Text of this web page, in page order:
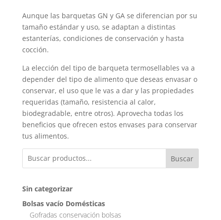
Aunque las barquetas GN y GA se diferencian por su
tamaño estándar y uso, se adaptan a distintas
estanterías, condiciones de conservación y hasta
cocción.
La elección del tipo de barqueta termosellables va a
depender del tipo de alimento que deseas envasar o
conservar, el uso que le vas a dar y las propiedades
requeridas (tamaño, resistencia al calor,
biodegradable, entre otros). Aprovecha todas los
beneficios que ofrecen estos envases para conservar
tus alimentos.
Buscar
Sin categorizar
Bolsas vacío Domésticas
Gofradas conservación bolsas